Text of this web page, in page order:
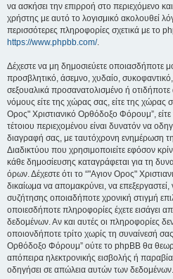
να ασκήσει την επιρροή στο περιεχόμενο
χρήστης με αυτό το λογισμικό ακολουθεί
περισσότερες πληροφορίες σχετικά με το
https://www.phpbb.com/.
Δέχεστε να μη δημοσιεύετε οποιασδήποτε
προσβλητικό, άσεμνο, χυδαίο,
σεξουαλικά προσανατολισμένο ή
νόμους είτε της χώρας σας, είτε της χώρας
Ορος" Χριστιανικό Ορθόδοξο Φόρουμ”, είτε
τέτοιου περιεχομένου είναι δυνατόν να
διαγραφή σας, με ταυτόχρονη ενημέρωση
Διαδικτύου που χρησιμοποιείτε εφόσον
κάθε δημοσίευσης καταγράφεται για τη
όρων. Δέχεστε ότι το “"Αγιον Ορος"
δικαίωμα να απομακρύνει, να επεξεργαστεί,
συζήτησης οποιαδήποτε χρονική στιγμή
οποιεσδήποτε πληροφορίες έχετε εισάγει
δεδομένων. Αν και αυτές οι πληροφορίες
οποιονδήποτε τρίτο χωρίς τη συναίνεσή
Ορθόδοξο Φόρουμ” ούτε το phpBB θα
απόπειρα ηλεκτρονικής εισβολής ή
οδηγήσει σε απώλεια αυτών των δεδομένων.